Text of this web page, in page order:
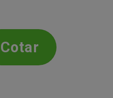
Cinza Chumbo
Cotar